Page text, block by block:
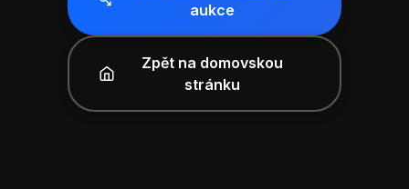
aukce
Zpět na domovskou
stránku